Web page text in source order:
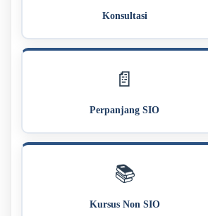
Konsultasi
📄
Perpanjang SIO
📚
Kursus Non SIO